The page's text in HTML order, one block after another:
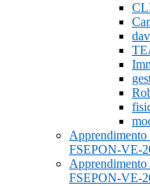
FSEPON-VE-
FSEPON-VE-